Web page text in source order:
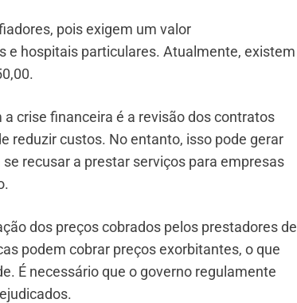
pois exigem um valor
e hospitais particulares. Atualmente, existem
crise financeira é a revisão dos contratos
reduzir custos. No entanto, isso pode gerar
recusar a prestar serviços para empresas
dos preços cobrados pelos prestadores de
podem cobrar preços exorbitantes, o que
É necessário que o governo regulamente